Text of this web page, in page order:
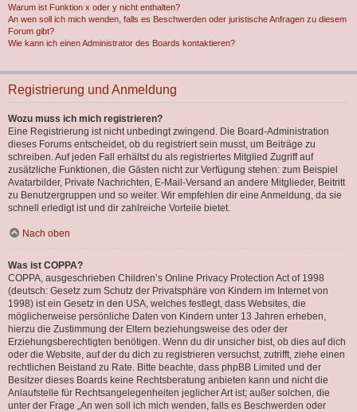
Warum ist Funktion x oder y nicht enthalten?
An wen soll ich mich wenden, falls es Beschwerden oder juristische Anfragen zu diesem
Forum gibt?
Wie kann ich einen Administrator des Boards kontaktieren?
Registrierung und Anmeldung
Wozu muss ich mich registrieren?
Eine Registrierung ist nicht unbedingt zwingend. Die Board-Administration
dieses Forums entscheidet, ob du registriert sein musst, um Beiträge zu
schreiben. Auf jeden Fall erhältst du als registriertes Mitglied Zugriff auf
zusätzliche Funktionen, die Gästen nicht zur Verfügung stehen: zum Beispiel
Avatarbilder, Private Nachrichten, E-Mail-Versand an andere Mitglieder, Beitritt
zu Benutzergruppen und so weiter. Wir empfehlen dir eine Anmeldung, da sie
schnell erledigt ist und dir zahlreiche Vorteile bietet.
Nach oben
Was ist COPPA?
COPPA, ausgeschrieben Children’s Online Privacy Protection Act of 1998
(deutsch: Gesetz zum Schutz der Privatsphäre von Kindern im Internet von
1998) ist ein Gesetz in den USA, welches festlegt, dass Websites, die
möglicherweise persönliche Daten von Kindern unter 13 Jahren erheben,
hierzu die Zustimmung der Eltern beziehungsweise des oder der
Erziehungsberechtigten benötigen. Wenn du dir unsicher bist, ob dies auf dich
oder die Website, auf der du dich zu registrieren versuchst, zutrifft, ziehe einen
rechtlichen Beistand zu Rate. Bitte beachte, dass phpBB Limited und der
Besitzer dieses Boards keine Rechtsberatung anbieten kann und nicht die
Anlaufstelle für Rechtsangelegenheiten jeglicher Art ist; außer solchen, die
unter der Frage „An wen soll ich mich wenden, falls es Beschwerden oder